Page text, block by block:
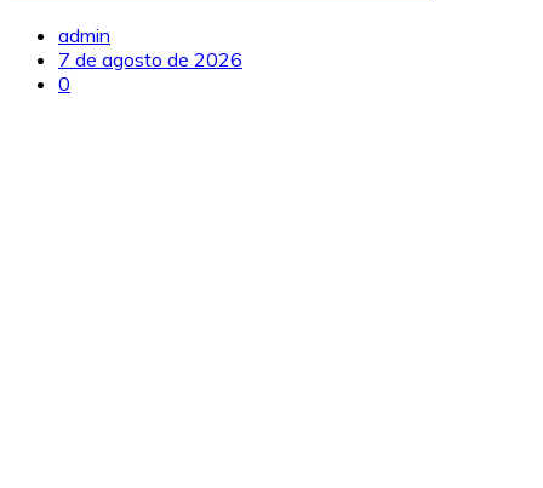
admin
7 de agosto de 2026
0